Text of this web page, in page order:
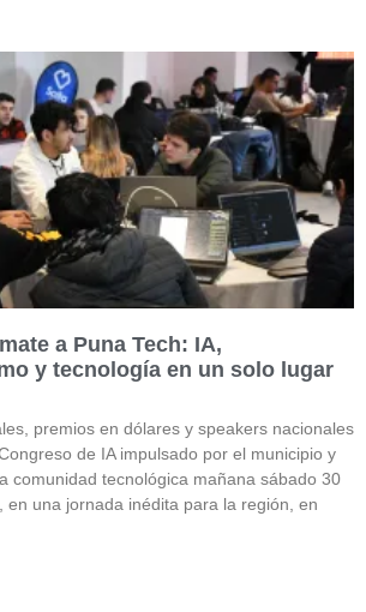
a Puna Tech: IA,
y tecnología en un solo lugar
premios en dólares y speakers nacionales
de IA impulsado por el municipio y
comunidad tecnológica mañana sábado 30
en una jornada inédita para la región, en